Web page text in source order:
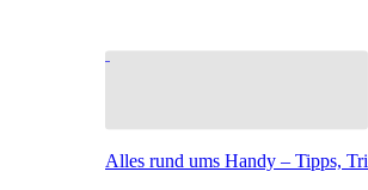
Alles rund ums Handy – Tipps,